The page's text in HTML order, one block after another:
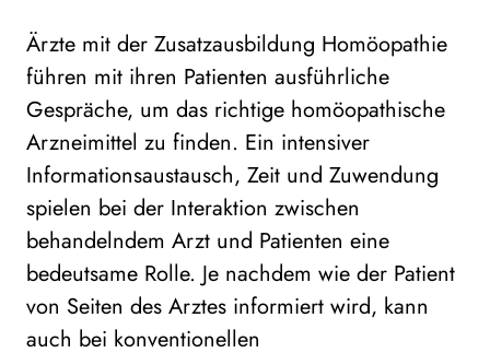
Ärzte mit der Zusatzausbildung Homöopathie
führen mit ihren Patienten ausführliche
Gespräche, um das richtige homöopathische
Arzneimittel zu finden. Ein intensiver
Informationsaustausch, Zeit und Zuwendung
spielen bei der Interaktion zwischen
behandelndem Arzt und Patienten eine
bedeutsame Rolle. Je nachdem wie der Patient
von Seiten des Arztes informiert wird, kann
auch bei konventionellen